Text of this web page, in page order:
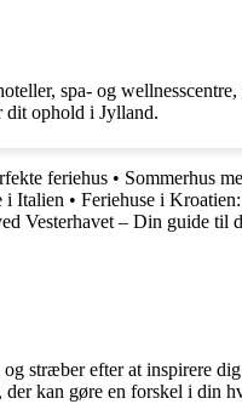
spa- og
dit ophold i Jylland.
feriehus • Sommerhus
i Italien • Feriehuse i
Vesterhavet – Din guide til
efter at inspirere
kan gøre en forskel i din